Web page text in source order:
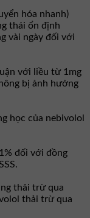
hóa nhanh)
thái ổn định
vài ngày đối với
với liều từ 1mg
bị ảnh hưởng
học của nebivolol
đối với đồng
thải trừ qua
thải trừ qua